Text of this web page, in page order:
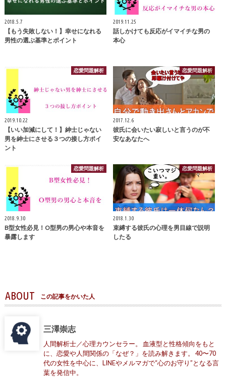
2018.5.7
【もう失敗しない！】幸せになれる
男性の選ぶ基準とポイント
2019.11.25
話しかけても反応がイマイチな男の
本心
恋愛問題解析
2019.10.22
【いい加減にして！】紳士じゃない
男を紳士にさせる３つの接し方ポイ
ント
恋愛問題解析
2017.12.6
彼氏に会いたい寂しいと言うのが不
安なあなたへ
恋愛問題解析
2018.9.30
B型女性必見！O型男の男心や本音を
暴露します
恋愛問題解析
2018.1.30
束縛する彼氏の心理を男目線で説明
したる
ABOUT この記事をかいた人
三澤崇志
人間解析士／心理カウンセラー。 血液型と性格傾向をもと
に、恋愛や人間関係の「なぜ？」を読み解きます。 40〜70
代の女性を中心に、LINEやメルマガで“心のお守り”となる言
葉を発信中。